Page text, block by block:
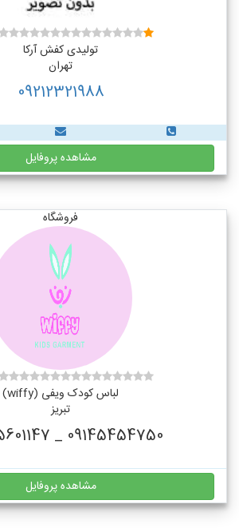
تولیدی کفش آرکا
تهران
09212321988
مشاهده پروفایل
فروشگاه
لباس کودک ویفی (wiffy)
تبریز
09145454750 _ 09355601147
مشاهده پروفایل